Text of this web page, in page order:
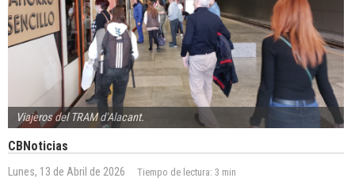
Viajeros del TRAM d'Alacant.
CBNoticias
Lunes, 13 de Abril de 2026 Tiempo de lectura: 3 min